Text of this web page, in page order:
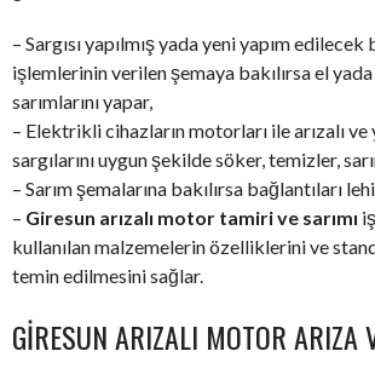
– Sargısı yapılmış yada yeni yapım
işlemlerinin verilen şemaya bakılırsa el
sarımlarını yapar,
– Elektrikli cihazların motorları ile arızalı ve
sargılarını uygun şekilde söker, temizler,
– Sarım şemalarına bakılırsa bağlantıları
– Giresun arızalı motor tamiri ve sarımı
kullanılan malzemelerin özelliklerini ve
temin edilmesini sağlar.
GIRESUN ARIZALI MOTOR ARIZA